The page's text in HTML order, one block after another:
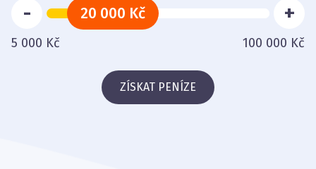
20 000 Kč
- +
5 000 Kč 100 000 Kč
ZÍSKAT PENÍZE